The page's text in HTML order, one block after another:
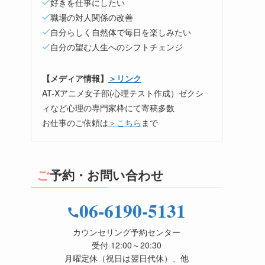
好きを仕事にしたい
職場の対人関係の改善
自分らしく自然体で毎日を楽しみたい
自分の望む人生へのシフトチェンジ
【メディア情報】 ＞リンク
AT-Xアニメ女子部(心理テスト作成）ゼクシ
ィなど心理の専門家枠にて寄稿多数
お仕事のご依頼は ＞こちら まで
ご予約・お問い合わせ
06-6190-5131
カウンセリング予約センター
受付 12:00～20:30
月曜定休（祝日は翌日代休）、他